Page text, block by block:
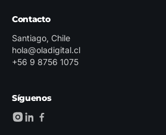
Contacto
Santiago, Chile
hola@oladigital.cl
+56 9 8756 1075
Síguenos